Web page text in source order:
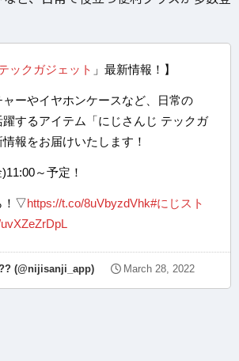
ックガジェット 」最新情報！】
ーやイヤホンケースなど、日常の
するアイテム「にじさんじ テックガ
報をお届けいたします！
～予定！
！▽https://t.co/8uVbyzdVhk#にじスト
?? (@nijisanji_app) March 28, 2022